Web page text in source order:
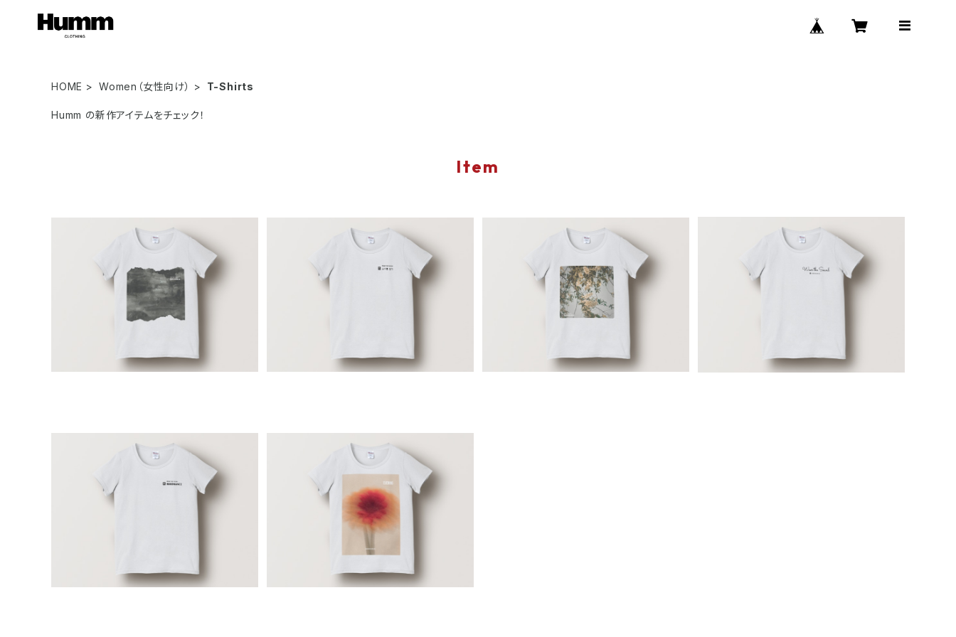
HOME Women（女性向け） T-Shirts
Humm の新作アイテムをチェック！
Item
RESONANCE アートプリントTシャツ
（レディース, ホワイト）
¥7,000
소리를 입다 / WEAR THE SOUND ミ
ニマルTシャツ（レディース, ホワイト）
花と静寂のフォトアートTシャツ（レディ
ース, ホワイト）
¥7,000
Wear the Sound ロゴTシャツ（レディ
RESONANCE ブランドロゴTシャツ
（レディース, ホワイト）
フラワーアートフォトTシャツ（レディー
ス, ホワイト）
¥7,000